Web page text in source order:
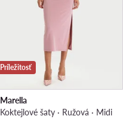
Príležitosť
Marella
Koktejlové šaty · Ružová · Midi